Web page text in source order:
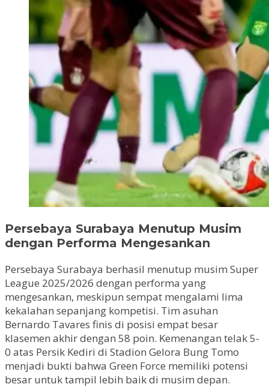
Persebaya Surabaya Menutup Musim
dengan Performa Mengesankan
Persebaya Surabaya berhasil menutup musim Super
League 2025/2026 dengan performa yang
mengesankan, meskipun sempat mengalami lima
kekalahan sepanjang kompetisi. Tim asuhan
Bernardo Tavares finis di posisi empat besar
klasemen akhir dengan 58 poin. Kemenangan telak 5-
0 atas Persik Kediri di Stadion Gelora Bung Tomo
menjadi bukti bahwa Green Force memiliki potensi
besar untuk tampil lebih baik di musim depan.